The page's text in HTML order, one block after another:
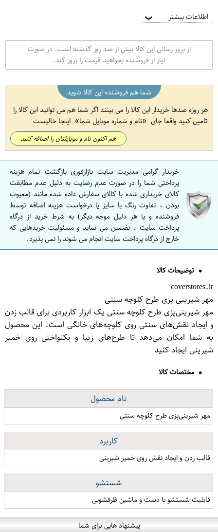
اطلاعات بیشتر ❯
از بروز رسانی این کالا بیش از صد روز گذشته است. در صورت
نیاز از فروشنده بخواهید قیمت را بروز کند.
شما هم فروشنده این کالا شوید
هر روزه صدها خریدار این کالا را می بینند اگر شما هم می توانید این کالا را
تامین کنید واقعا جای
نام و شماره موبایل شما اینجا خالیست
هم اکنون نام و موبایلتان را اضافه کنید
خریدار گرامی مدیریت سایت بازارفوری بازگشت تمام هزینه
پرداختی شما را در صورت عدم رضایت به دلیل عدم مطابقت
کالای خریداری شده با کالای سفارش داده شده مانند (معیوب
بودن ، تفاوت رنگ یا سایز یا درخواست هزینه اضافه توسط
فروشنده و یا هر دلیل موجه دیگر) به شرط خرید از درگاه
پرداخت سایت ، تضمین می نماید و مسئولیت خریدهایی که
خارج از درگاه پرداخت سایت انجام می شوند را نمی پذیرد.
توضیحات کالا
coverstores.ir
مهر شیرینی پزی طرح کلوچه سنتی
مهر شیرینی‌پزی طرح کلوچه سنتی یک ابزار کاربردی برای قالب زدن
و ایجاد نقش‌های سنتی روی کلوچه‌های خانگی است. این محصول
به شما امکان می‌دهد تا طرح‌های زیبا و یکنواختی روی خمیر
شیرینی ایجاد کنید
مختصات کالا
نام محصول
مهر شیرینی‌پزی طرح کلوچه سنتی
کاربرد
قالب زدن و ایجاد نقش روی خمیر شیرینی
شستشو
قابلیت شستشو با دست و ماشین ظرفشویی
پیشنهاد هایی برای شما